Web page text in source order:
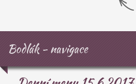
Bodlák - navigace